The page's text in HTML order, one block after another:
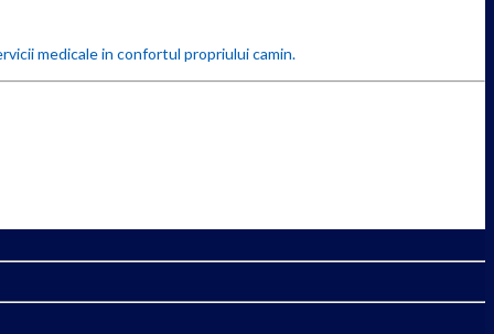
medicale in confortul propriului camin.